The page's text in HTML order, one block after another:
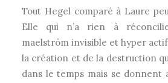
Tout Hegel comparé à Laure
Elle qui n’a rien à
maelström invisible et hyper
la création et de la destruction
dans le temps mais se donnent